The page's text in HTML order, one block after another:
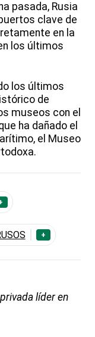
pasada, Rusia
clave de
en la
los últimos
los últimos
de
museos con el
ha dañado el
el Museo
+
líder en